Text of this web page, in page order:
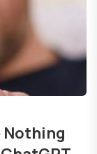
Nothing